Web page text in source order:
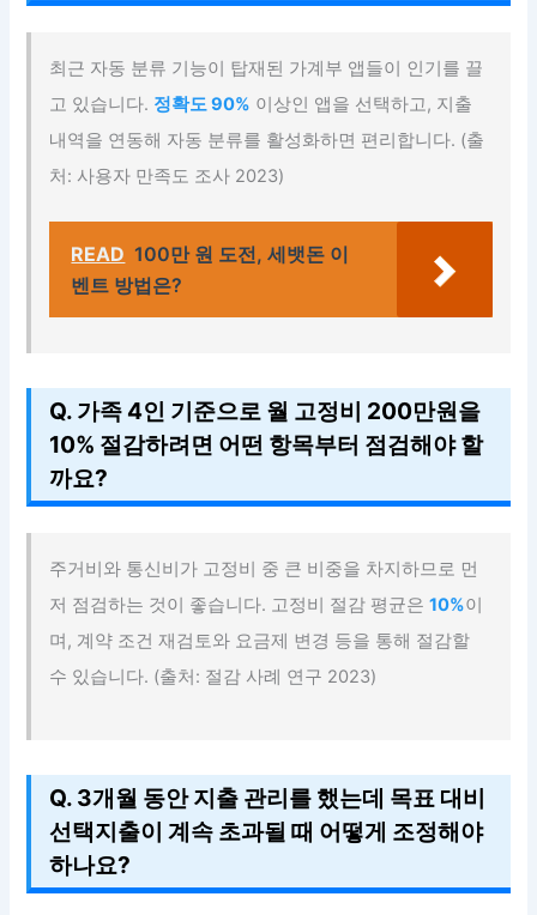
최근 자동 분류 기능이 탑재된 가계부 앱들이 인기를 끌
고 있습니다. 정확도 90% 이상인 앱을 선택하고, 지출
내역을 연동해 자동 분류를 활성화하면 편리합니다. (출
처: 사용자 만족도 조사 2023)
READ 100만 원 도전, 세뱃돈 이
벤트 방법은?
Q. 가족 4인 기준으로 월 고정비 200만원을
10% 절감하려면 어떤 항목부터 점검해야 할
까요?
주거비와 통신비가 고정비 중 큰 비중을 차지하므로 먼
저 점검하는 것이 좋습니다. 고정비 절감 평균은10%이
며, 계약 조건 재검토와 요금제 변경 등을 통해 절감할
수 있습니다. (출처: 절감 사례 연구 2023)
Q. 3개월 동안 지출 관리를 했는데 목표 대비
선택지출이 계속 초과될 때 어떻게 조정해야
하나요?